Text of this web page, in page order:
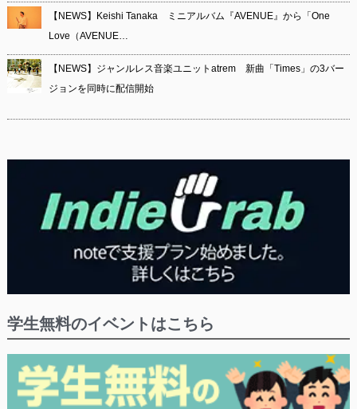
【NEWS】Keishi Tanaka ミニアルバム『AVENUE』から「One
Love（AVENUE…
【NEWS】ジャンルレス音楽ユニットatrem 新曲「Times」の3バー
ジョンを同時に配信開始
学生無料のイベントはこちら